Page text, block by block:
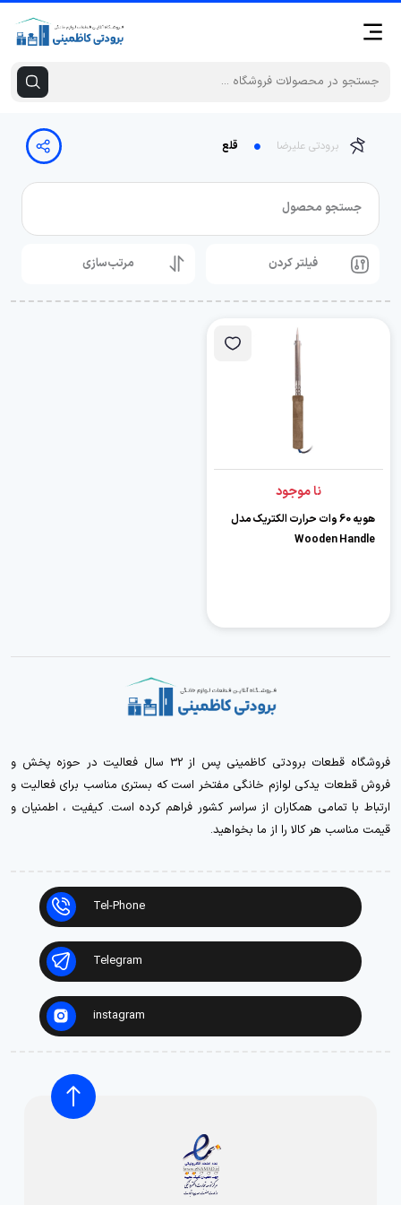
برودتی علیرضا قلع
جستجو محصول
فیلتر کردن مرتب‌سازی
نا موجود
هویه 60 وات حرارت الکتریک مدل
Wooden Handle
فروشگاه قطعات برودتی کاظمینی پس از 32 سال فعالیت در حوزه پخش و
فروش قطعات یدکی لوازم خانگی مفتخر است که بستری مناسب برای فعالیت و
ارتباط با تمامی همکاران از سراسر کشور فراهم کرده است. کیفیت ، اطمنیان و
قیمت مناسب هر کالا را از ما بخواهید.
Tel-Phone
Telegram
instagram